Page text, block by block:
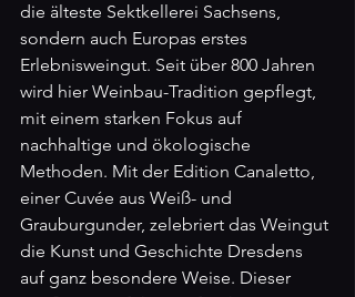
die älteste Sektkellerei Sachsens,
sondern auch Europas erstes
Erlebnisweingut. Seit über 800 Jahren
wird hier Weinbau-Tradition gepflegt,
mit einem starken Fokus auf
nachhaltige und ökologische
Methoden. Mit der Edition Canaletto,
einer Cuvée aus Weiß- und
Grauburgunder, zelebriert das Weingut
die Kunst und Geschichte Dresdens
auf ganz besondere Weise. Dieser